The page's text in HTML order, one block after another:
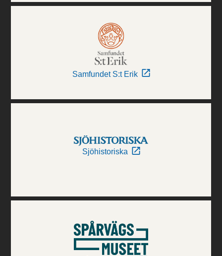
Samfundet S:t Erik
Sjöhistoriska